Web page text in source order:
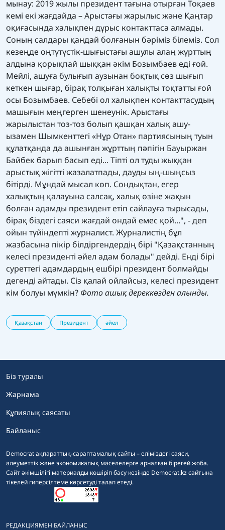
мынау: 2019 жылы президент тағына отырған Тоқаев
кемі екі жағдайда – Арыстағы жарылыс және Қаңтар
оқиғасында халықпен дұрыс контакттаса алмады.
Соның салдары қандай болғанын бәріміз білеміз. Сол
кезеңде оңтүтүстік-шығыстағы ашулы алаң жұрттың
алдына қорықпай шыққан әкім Бозымбаев еді ғой.
Мейлі, ашуға булығып аузынан боқтық сөз шығып
кеткен шығар, бірақ толқыған халықты тоқтатты ғой
осы Бозымбаев. Себебі ол халықпен контакттасудың
машығын меңгерген шенеунік. Арыстағы
жарылыстан тоз-тоз болып қашқан халық ашу-
ызамен Шымкенттегі «Нұр Отан» партиясының туын
құлатқанда да ашынған жұрттың пәпігін Бауыржан
Байбек барып басып еді... Тіпті ол туды жыққан
арыстық жігітті жазалатпады, дауды ың-шыңсыз
бітірді. Мұндай мысал көп. Сондықтан, егер
халықтың қалауына салсақ, халық өзіне жақын
болған адамды президент етіп сайлауға тырысады,
бірақ біздегі саяси жағдай ондай емес қой...", - деп
ойын түйіндепті журналист. Журналистің бұл
жазбасына пікір білдіргендердің бірі "Қазақстанның
келесі президенті әйел адам болады" дейді. Енді бірі
суреттегі адамдардың ешбірі президент болмайды
дегенді айтады. Сіз қалай ойлайсыз, келесі президент
кім болуы мүмкін? Фото ашық дереккөзден алынды.
Қазақстан Президент әйел
Democrat ақпараттық-сараптамалық сайты – еліміздегі саяси,
әлеуметтік және экономикалық мәселелерге арналған бірегей жоба.
Сайт әкімшілігі материалды көшіріп басу кезінде Democrat.kz сайтына
тікелей гиперсілтеме көрсетуді талап етеді.
Біз туралы
Жарнама
Құпиялық саясаты
Байланыс
РЕДАКЦИЯМЕН БАЙЛАНЫС